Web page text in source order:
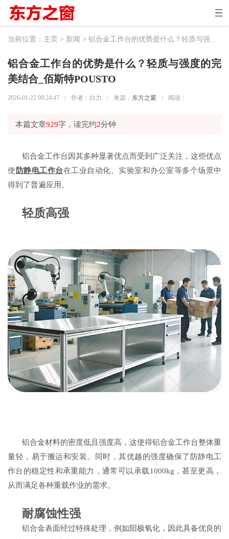
当前位置： 主页 > 新闻 > 铝合金工作台的优势是什么？轻质与强度的完美结合_佰斯特POUSTO
铝合金工作台的优势是什么？轻质与强度的完
美结合_佰斯特POUSTO
2026-01-22 09:24:47 / 作者：白力 / 来源： 东方之窗 / 阅读：
本篇文章929字，读完约2分钟
铝合金工作台因其多种显著优点而受到广泛关注，这些优点
使 防静电工作台在工业自动化、实验室和办公室等多个场景中
得到了普遍应用。
轻质高强
铝合金材料的密度低且强度高，这使得铝合金工作台整体重
量轻，易于搬运和安装。同时，其优越的强度确保了防静电工
作台的稳定性和承重能力，通常可以承载1000kg，甚至更高，
从而满足各种重载作业的需求。
耐腐蚀性强
铝合金表面经过特殊处理，例如阳极氧化，因此具备优良的